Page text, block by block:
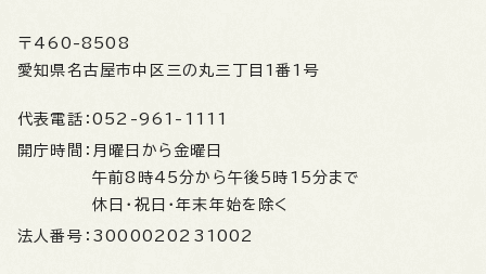
〒460-8508
愛知県名古屋市中区三の丸三丁目1番1号
代表電話： 052-961-1111
開庁時間： 月曜日から金曜日
午前8時45分から午後5時15分まで
休日・祝日・年末年始を除く
法人番号： 3000020231002